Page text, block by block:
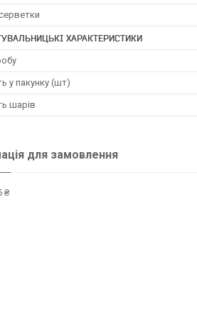
ХАРАКТЕРИСТИКИ
у пакунку (шт)
шарів
для замовлення
₴